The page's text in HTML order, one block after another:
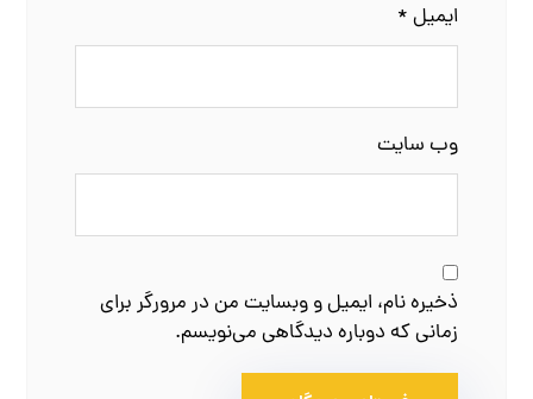
ایمیل*
وب‌ سایت
ذخیره نام، ایمیل و وبسایت من در مرورگر برای
زمانی که دوباره دیدگاهی می‌نویسم.